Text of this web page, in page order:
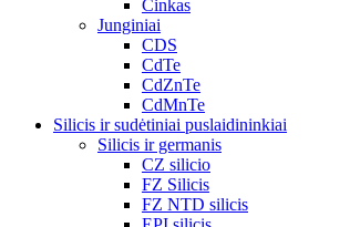
Cinkas
Junginiai
CDS
CdTe
CdZnTe
CdMnTe
Silicis ir sudėtiniai puslaidininkiai
Silicis ir germanis
CZ silicio
FZ Silicis
FZ NTD silicis